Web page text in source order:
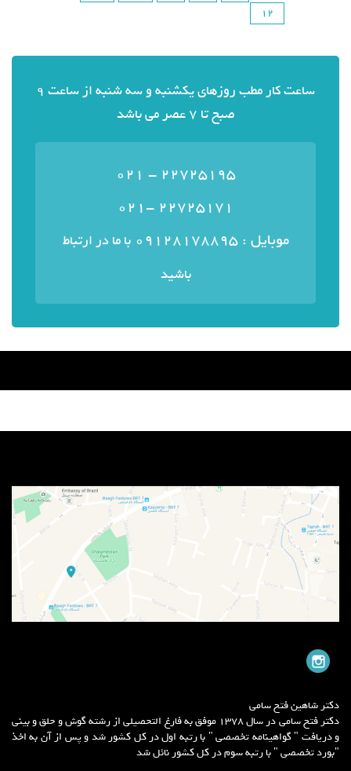
12
ساعت کار مطب روزهای یکشنبه و سه شنبه از ساعت 9
صبح تا 7 عصر می باشد
22725195 - 021
22725171 -021
موبایل : ۰۹۱۲۸۱۷۸۸۹۵
با ما در ارتباط
باشید
دکتر شاهین فتح سامی
دکتر فتح سامی در سال 1378 موفق به فارغ التحصیلی از رشته گوش و حلق و بینی
و دریافت " گواهینامه تخصصی " با رتبه اول در کل کشور شد و پس از آن به اخذ
"بورد تخصصی " با رتبه سوم در کل کشور نائل شد